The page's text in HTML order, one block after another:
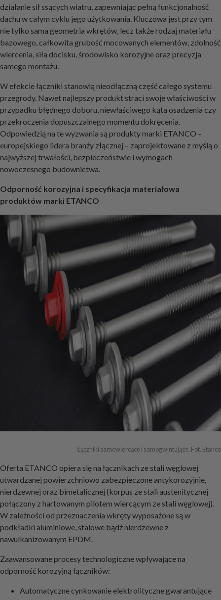
działanie sił ssących wiatru, zapewniając pełną funkcjonalność
dachu w całym cyklu jego użytkowania. Kluczowa jest przy tym
nie tylko sama geometria wkrętów, lecz także rodzaj materiału
bazowego, całkowita grubość mocowanych elementów, zdolność
wiercenia, siła docisku, środowisko korozyjne oraz precyzja
samego montażu.
W efekcie łączniki stanowią nieodłączną część całego systemu
przegrody. Nawet najlepszy produkt straci swoje właściwości w
przypadku błędnego doboru, niewłaściwego kąta osadzenia czy
przekroczenia dopuszczalnego momentu dokręcenia.
Odpowiedzią na te wyzwania są produkty marki ETANCO –
europejskiego lidera branży złącznej – zaprojektowane z myślą o
najwyższej trwałości, bezpieczeństwie i wymogach
nowoczesnego budownictwa.
Odporność korozyjna i specyfikacja materiałowa
produktów marki ETANCO
Łączniki samowiercące i samogwintujące. Fot. Etanco
Oferta ETANCO opiera się na łącznikach ze stali węglowej
utwardzanej powierzchniowo zabezpieczone antykorozyjnie,
nierdzewnej oraz bimetalicznej (korpus ze stali austenitycznej
połączony z hartowanym pilotem wiercącym ze stali węglowej).
W zależności od przeznaczenia wkręty wyposażone są w
podkładki aluminiowe, stalowe bądź nierdzewne z
nawulkanizowanym EPDM.
Zaawansowane procesy technologiczne wpływające na
odporność korozyjną łączników:
Automatyczne cynkowanie elektrolityczne gwarantujące